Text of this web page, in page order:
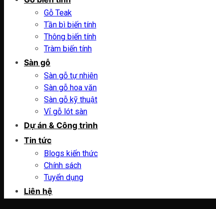
Gỗ Teak
Tần bì biến tính
Thông biến tính
Tràm biến tính
Sàn gỗ
Sàn gỗ tự nhiên
Sàn gỗ hoa văn
Sàn gỗ kỹ thuật
Vỉ gỗ lót sàn
Dự án & Công trình
Tin tức
Blogs kiến thức
Chính sách
Tuyển dụng
Liên hệ